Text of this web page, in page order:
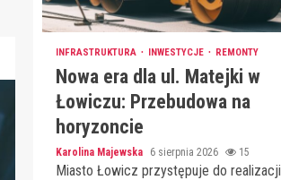
INFRASTRUKTURA INWESTYCJE REMONTY
Nowa era dla ul. Matejki w
Łowiczu: Przebudowa na
horyzoncie
Karolina Majewska 6 sierpnia 2026 15
Miasto Łowicz przystępuje do realizacji